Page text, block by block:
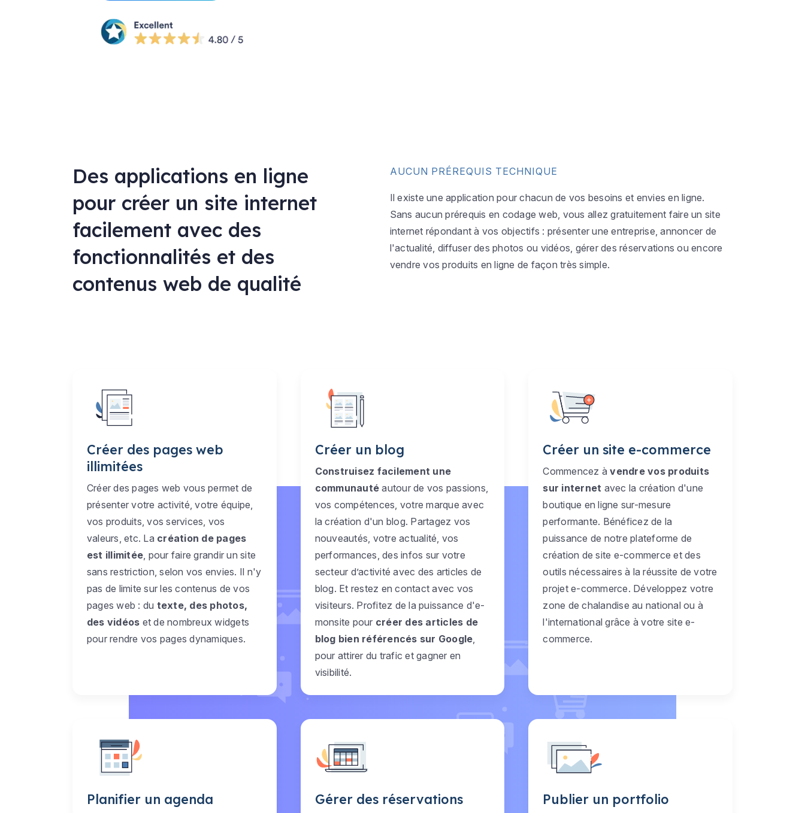
Des applications en ligne
pour créer un site internet
facilement avec des
fonctionnalités et des
contenus web de qualité
AUCUN PRÉREQUIS TECHNIQUE
Il existe une application pour chacun de vos besoins et envies en ligne.
Sans aucun prérequis en codage web, vous allez gratuitement faire un site
internet répondant à vos objectifs : présenter une entreprise, annoncer de
l'actualité, diffuser des photos ou vidéos, gérer des réservations ou encore
vendre vos produits en ligne de façon très simple.
Créer des pages web
illimitées
Créer des pages web vous permet de
présenter votre activité, votre équipe,
vos produits, vos services, vos
valeurs, etc. La création de pages
est illimitée , pour faire grandir un site
sans restriction, selon vos envies. Il n'y
pas de limite sur les contenus de vos
pages web : du texte, des photos,
des vidéos et de nombreux widgets
pour rendre vos pages dynamiques.
Créer un blog
Construisez facilement une
communauté autour de vos passions,
vos compétences, votre marque avec
la création d'un blog. Partagez vos
nouveautés, votre actualité, vos
performances, des infos sur votre
secteur d’activité avec des articles de
blog. Et restez en contact avec vos
visiteurs. Profitez de la puissance d'e-
monsite pour créer des articles de
blog bien référencés sur Google
pour attirer du trafic et gagner en
visibilité.
Créer un site e-commerce
Commencez àvendre vos produits
sur internet avec la création d'une
boutique en ligne sur-mesure
performante. Bénéficez de la
puissance de notre plateforme de
création de site e-commerce et des
outils nécessaires à la réussite de votre
projet e-commerce. Développez votre
zone de chalandise au national ou à
l'international grâce à votre site e-
commerce.
Planifier un agenda Gérer des réservations Publier un portfolio